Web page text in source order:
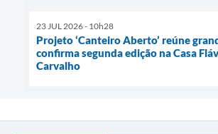
23 JUL 2026 - 10h28
Projeto ‘Canteiro Aberto’ reúne
confirma segunda edição na Casa
Carvalho